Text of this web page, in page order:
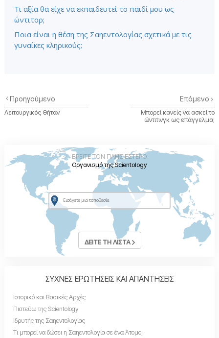
Τι αξία θα είχε να εκπαιδευτεί το παιδί μου ως
ώντιτορ;
Ποια είναι η θέση της Σαηεντολογίας σχετικά με τις
γυναίκες κληρικούς;
Προηγούμενο
Λειτουργικός Θήταν
Επόμενο
Μπορεί κανείς να ασκεί το
ώντιτινγκ ως επάγγελμα;
ΒΡΕΙΤΕ ΤΟΝ ΠΛΗΣΙΕΣΤΕΡΟ
Οργανισμό της Scientology
ΔΕΙΤΕ ΤΗ ΛΙΣΤΑ
ΣΥΧΝΕΣ ΕΡΩΤΗΣΕΙΣ ΚΑΙ ΑΠΑΝΤΗΣΕΙΣ
Ιστορικό και Βασικές Αρχές
Πιστεύω της Scientology
Ιδρυτής της Σαηεντολογίας
Τι μπορεί να δώσει η Σαηεντολογία σε ένα Άτομο;